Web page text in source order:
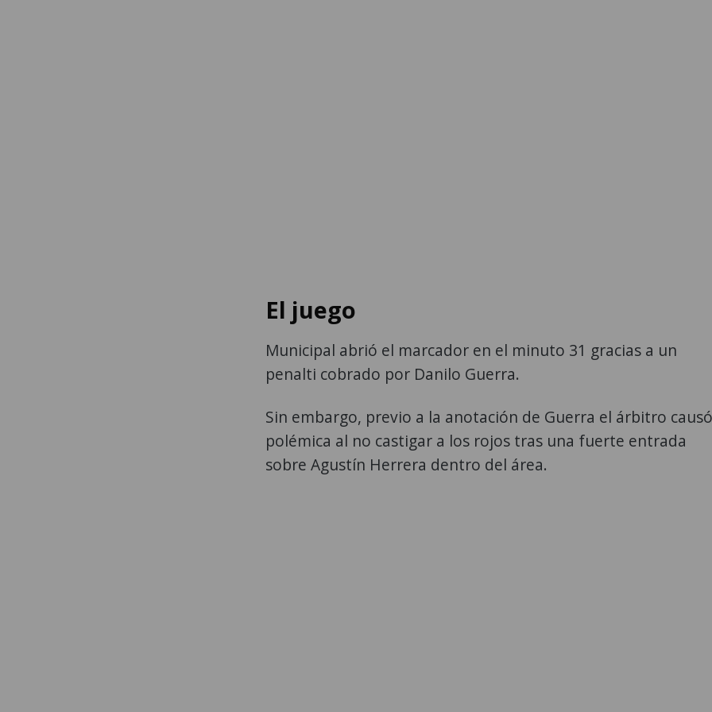
El juego
Municipal abrió el marcador en el minuto 31 gracias a un
penalti cobrado por Danilo Guerra.
Sin embargo, previo a la anotación de Guerra el árbitro causó
polémica al no castigar a los rojos tras una fuerte entrada
sobre Agustín Herrera dentro del área.